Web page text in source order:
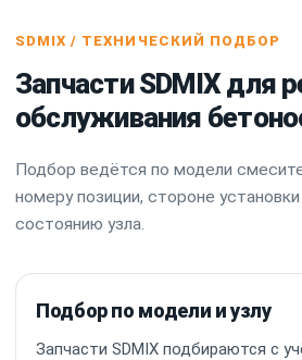
SDMIX / ТЕХНИЧЕСКИЙ ПОДБОР
Запчасти SDMIX для
обслуживания
Подбор ведётся по модели
номеру позиции, стороне
состоянию узла.
Подбор по модели и узлу
Запчасти SDMIX подбираются с